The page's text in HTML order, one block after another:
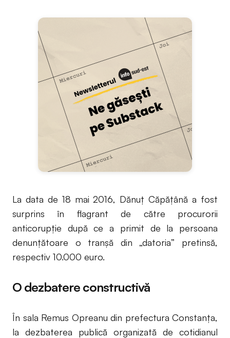
La data de 18 mai 2016, Dănuț Căpățână a fost
surprins în flagrant de către procurorii
anticorupție după ce a primit de la persoana
denunțătoare o tranșă din „datoria” pretinsă,
respectiv 10.000 euro.
O dezbatere constructivă
În sala Remus Opreanu din prefectura Constanța,
la dezbaterea publică organizată de cotidianul